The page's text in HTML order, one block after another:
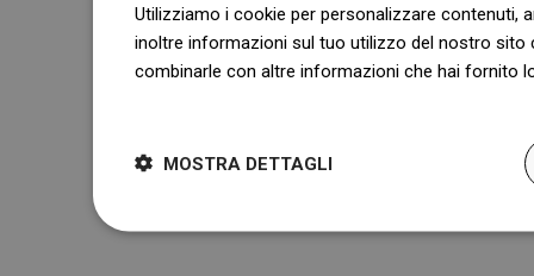
Utilizziamo i cookie per personalizzare contenuti,
inoltre informazioni sul tuo utilizzo del nostro sito
combinarle con altre informazioni che hai fornito
MOSTRA DETTAGLI